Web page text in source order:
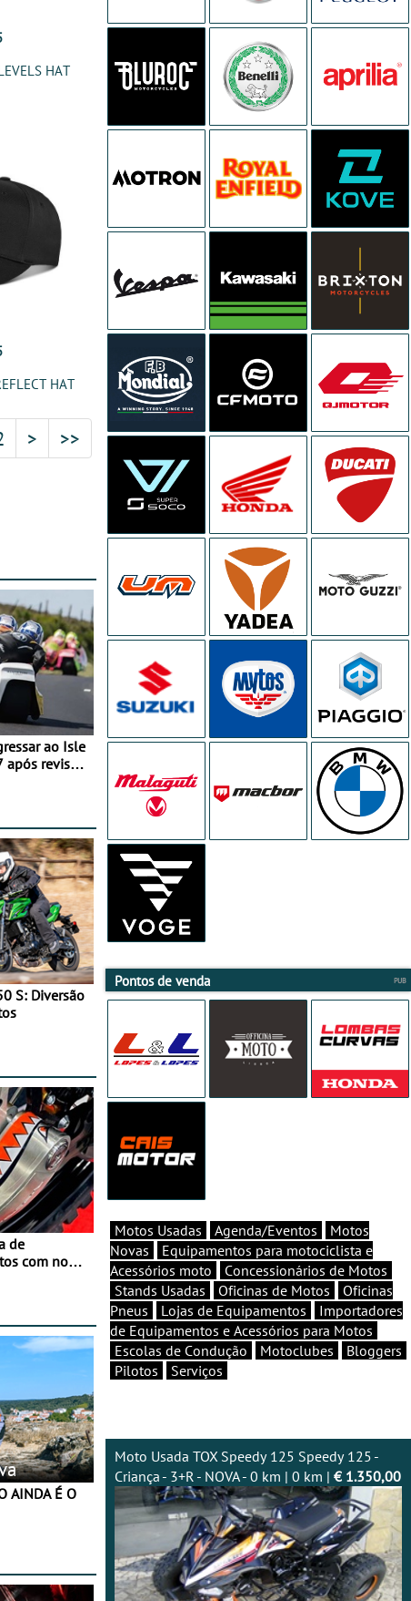
HAT
HAT
> >>
ao Isle
após revisão
S: Diversão
de
com nova
Pontos de venda
Motos Usadas Agenda/Eventos
Motos
Novas
Equipamentos para motociclista e
Acessórios moto
Concessionários de Motos
Stands Usadas
Oficinas de Motos
Oficinas
Pneus
Lojas de Equipamentos
Importadores
de Equipamentos e Acessórios para Motos
Escolas de Condução
Motoclubes
Bloggers
Pilotos
Serviços
Moto Usada TOX Speedy 125 Speedy 125 -
Criança - 3+R - NOVA - 0 km | 0 km | € 1.350,00